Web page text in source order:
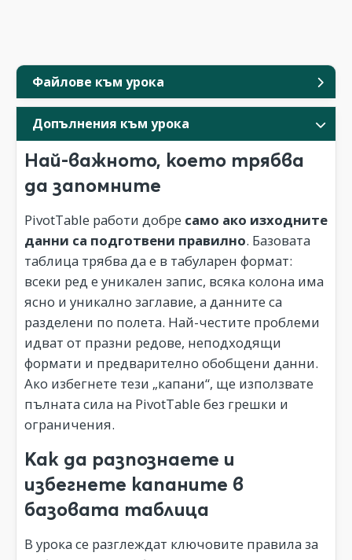
Файлове към урока
Допълнения към урока
Най-важното, което трябва
да запомните
PivotTable работи добре само ако изходните
данни са подготвени правилно. Базовата
таблица трябва да е в табуларен формат:
всеки ред е уникален запис, всяка колона има
ясно и уникално заглавие, а данните са
разделени по полета. Най-честите проблеми
идват от празни редове, неподходящи
формати и предварително обобщени данни.
Ако избегнете тези „капани“, ще използвате
пълната сила на PivotTable без грешки и
ограничения.
Как да разпознаете и
избегнете капаните в
базовата таблица
В урока се разглеждат ключовите правила за